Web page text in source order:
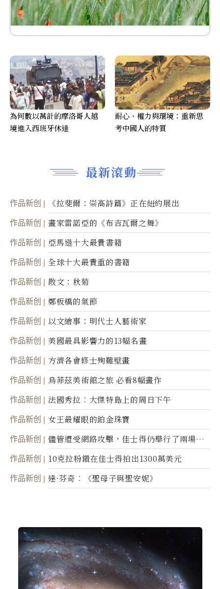
最新滾動
作品新创 《拉斐爾：崇高詩篇》正在紐約展出
作品新创 畫家雷諾亞的《布吉瓦爾之舞》
作品新创 亞馬遜十大最貴書籍
作品新创 全球十大最貴重的書籍
作品新创 散文：秋菊
作品新创 鄭板橋的氣節
作品新创 以文繪事：明代士人藝術家
作品新创 美國最具影響力的13幅名畫
作品新创 方濟各會修士殉難壁畫
作品新创 烏菲茲美術館之旅 必看8幅畫作
作品新创 法國秀拉︰大傑特島上的周日下午
作品新创 女王最耀眼的鉑金珠寶
作品新创
儘管遭受網路攻擊，佳士得仍舉行了兩場拍
賣
作品新创 10克拉粉鑽在佳士得拍出1300萬美元
作品新创 達·芬奇︰《聖母子與聖安妮》
為何數以萬計的摩洛哥人越
境進入西班牙休達
耐心、權力與環境：重新思
考中國人的特質